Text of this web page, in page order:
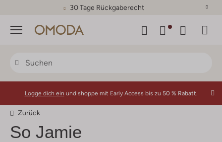
30 Tage Rückgaberecht
Menü
Logge dich ein und shoppe mit Early Access bis zu 50 % Rabatt.
Zurück
So Jamie